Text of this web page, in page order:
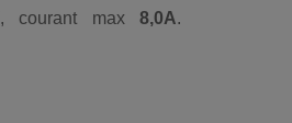
, courant max8,0A.